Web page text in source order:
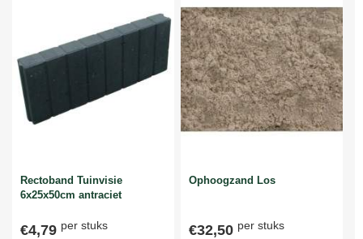
Rectoband Tuinvisie
6x25x50cm antraciet
€4,79 per stuks
Ophoogzand Los
€32,50 per stuks